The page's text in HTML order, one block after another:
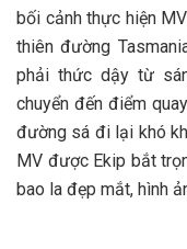
bối cảnh thực hiện
thiên đường
phải thức dậy từ
chuyển đến điểm
đường sá đi lại khó
MV được Ekip bắt
bao la đẹp mắt, hình